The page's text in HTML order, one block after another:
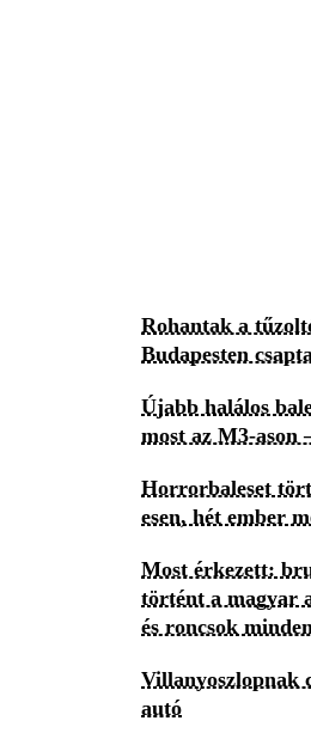
Rohantak a
Budapesten
Újabb halálos
most az M3-ason
Horrorbaleset
esen, hét ember
Most érkezett:
történt a magyar
és roncsok
Villanyoszlopnak
autó